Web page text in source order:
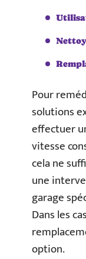
Pour
solutions
effectuer
vitesse
cela ne
une
garage
Dans les
option.